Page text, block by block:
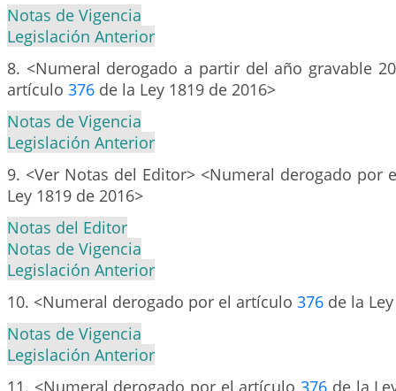
Notas de Vigencia
Legislación Anterior
8. <Numeral derogado a partir del año gravable
artículo 376 de la Ley 1819 de 2016>
Notas de Vigencia
Legislación Anterior
9. <Ver Notas del Editor> <Numeral derogado por
Ley 1819 de 2016>
Notas del Editor
Notas de Vigencia
Legislación Anterior
10. <Numeral derogado por el artículo 376 de la
Notas de Vigencia
Legislación Anterior
11. <Numeral derogado por el artículo376 de la